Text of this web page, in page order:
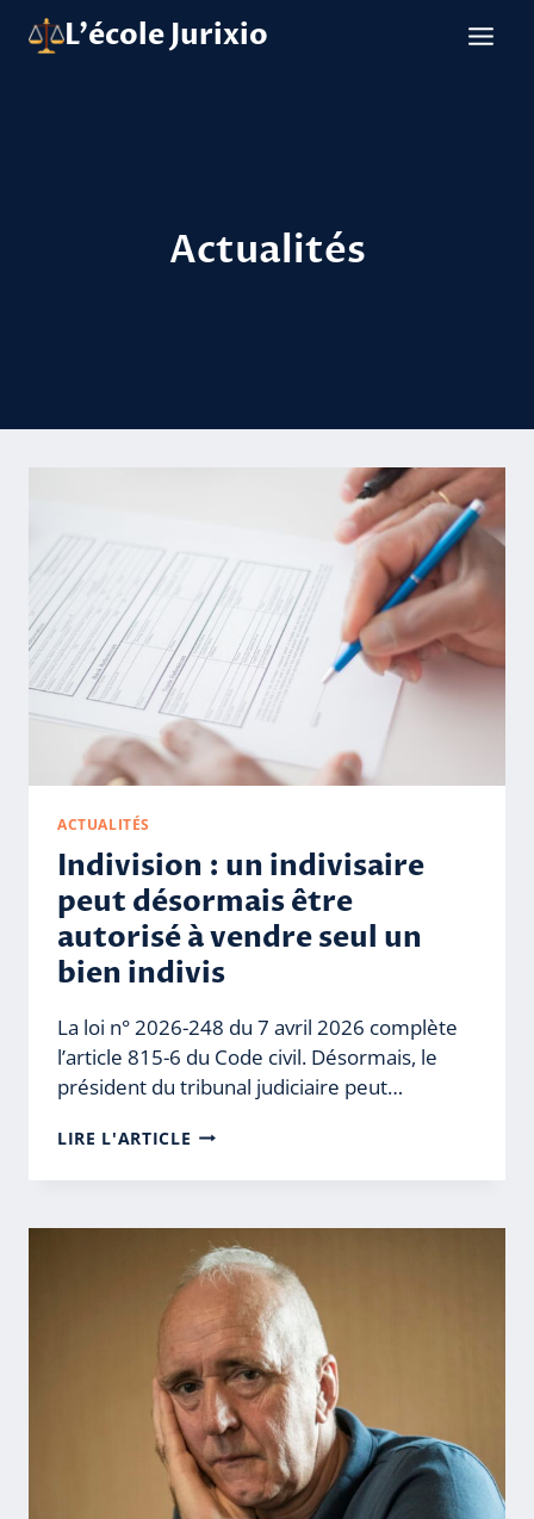
L'école Jurixio
Actualités
ACTUALITÉS
Indivision : un indivisaire
peut désormais être
autorisé à vendre seul un
bien indivis
La loi n° 2026-248 du 7 avril 2026 complète
l’article 815-6 du Code civil. Désormais, le
président du tribunal judiciaire peut…
LIRE L'ARTICLE INDIVISION
UN
PEUT
DÉSORMAIS
ÊTRE
AUTORISÉ
À
VENDRE
SEUL
UN
BIEN
INDIVIS